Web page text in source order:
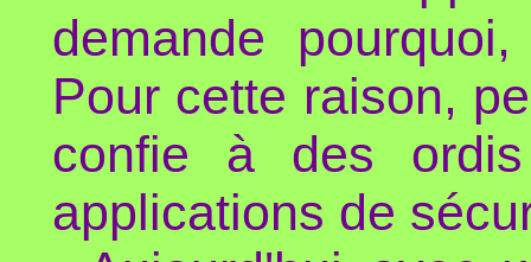
demande
Pour cette raison,
confie à des
applications de